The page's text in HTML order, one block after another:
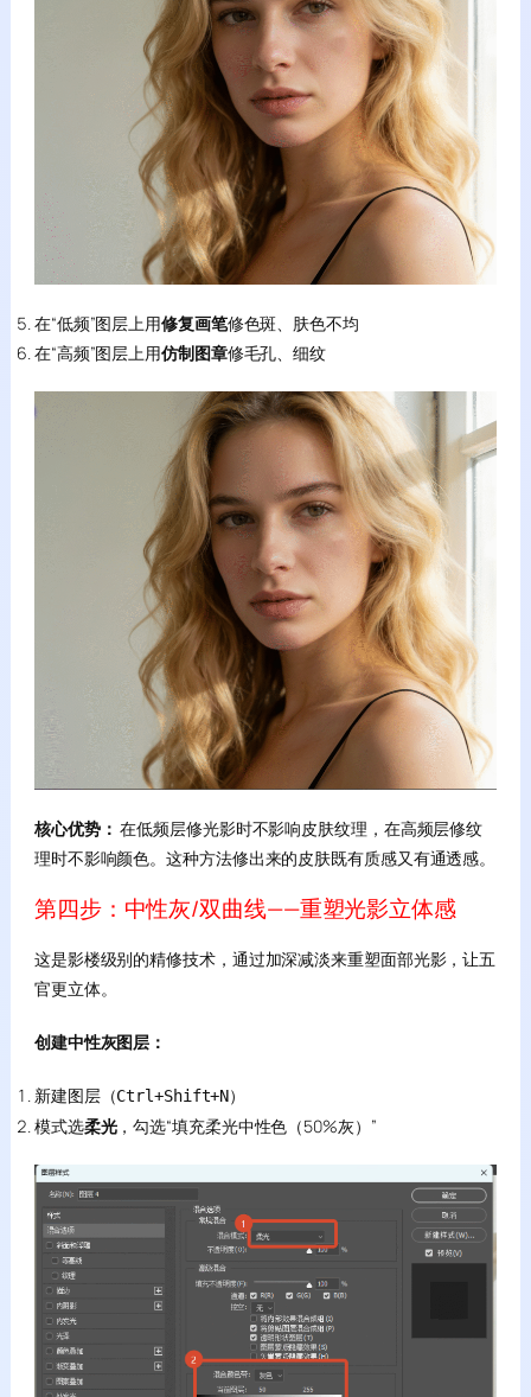
在“低频”图层上用修复画笔修色斑、肤色不均
在“高频”图层上用仿制图章修毛孔、细纹
核心优势： 在低频层修光影时不影响皮肤纹理，在高频层修纹
理时不影响颜色。这种方法修出来的皮肤既有质感又有通透感。
第四步：中性灰/双曲线——重塑光影立体感
这是影楼级别的精修技术，通过加深减淡来重塑面部光影，让五
官更立体。
创建中性灰图层：
新建图层（Ctrl+Shift+N）
模式选柔光，勾选“填充柔光中性色（50%灰）”